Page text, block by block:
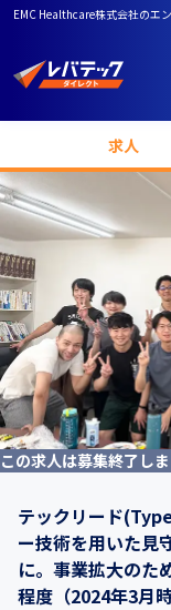
EMC Healthcare株式会社のエ
求人
この求人は募集終了し
テックリード
ー技術を用いた見
に。事業拡大のた
程度（2024年3月時